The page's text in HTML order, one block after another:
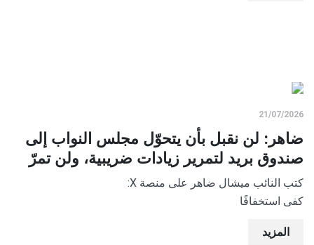
21/07/2026
ضاهر: لن نقبل بأن يتحوّل مجلس النواب إلى
صندوق بريد لتمرير زيادات ضريبية، ولن تمرّ
كتب النائب ميشال ضاهر على منصة X:
‏كفى استخفافًا
المزيد